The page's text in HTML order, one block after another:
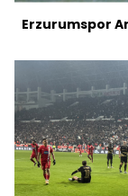
Erzurumspor